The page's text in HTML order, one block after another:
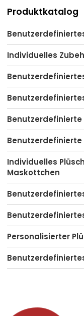
Produktkatalog
Individuelles
Individuelles
Maskottchen
Personalisierter